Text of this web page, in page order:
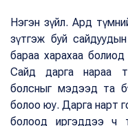
Нэгэн зүйл. Ард
зүтгэж буй
бараа харахаа
Сайд дарга нараа
болсныг мэдээд та
болоо юу. Дарга нарт
болоод иргэддээ ч